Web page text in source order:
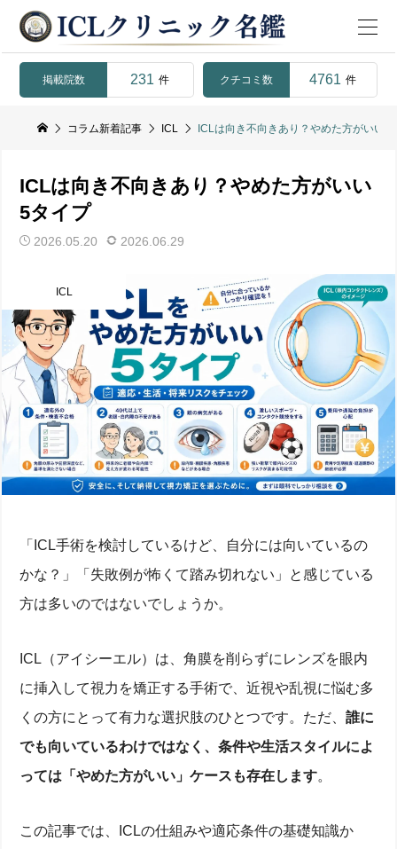
掲載院数 231 件 クチコミ数 4761 件
コラム新着記事 ICL ICLは向き不向きあり？やめた方がいい5
ICLは向き不向きあり？やめた方がいい
5タイプ
2026.05.20 2026.06.29
ICL
「ICL手術を検討しているけど、自分には向いているの
かな？」「失敗例が怖くて踏み切れない」と感じている
方は多いのではないでしょうか。
ICL（アイシーエル）は、角膜を削らずにレンズを眼内
に挿入して視力を矯正する手術で、近視や乱視に悩む多
くの方にとって有力な選択肢のひとつです。ただ、誰に
でも向いているわけではなく、条件や生活スタイルによ
っては「やめた方がいい」ケースも存在します。
この記事では、ICLの仕組みや適応条件の基礎知識か